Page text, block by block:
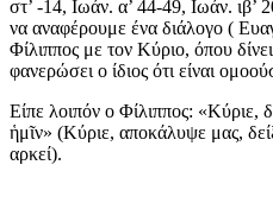
στ’ -14, Ιωάν. α’ 44-49, Ιωάν. ιβ’
να αναφέρουμε ένα διάλογο (
Φίλιππος με τον Κύριο, όπου
φανερώσει ο ίδιος ότι είναι
Είπε λοιπόν ο Φίλιππος: «Κύριε,
ἡμῖν» (Κύριε, αποκάλυψε μας,
αρκεί).